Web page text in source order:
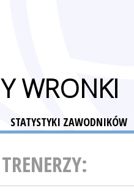
WRONKI
STATYSTYKI ZAWODNIKÓW
TRENERZY: